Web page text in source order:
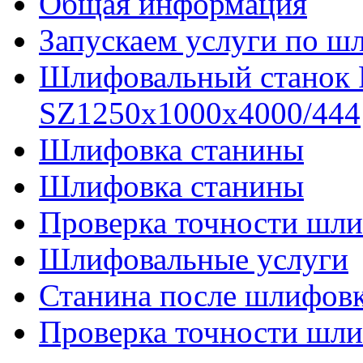
Запускаем услуги по
Шлифовальный
SZ1250x1000x4000/444
Шлифовка станины
Шлифовка станины
Проверка точности
Шлифовальные услуги
Станина после
Проверка точности